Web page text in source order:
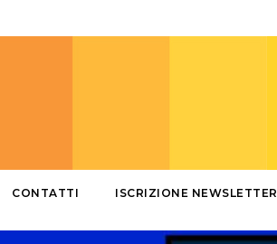
CONTATTI ISCRIZIONE NEWSLETTER